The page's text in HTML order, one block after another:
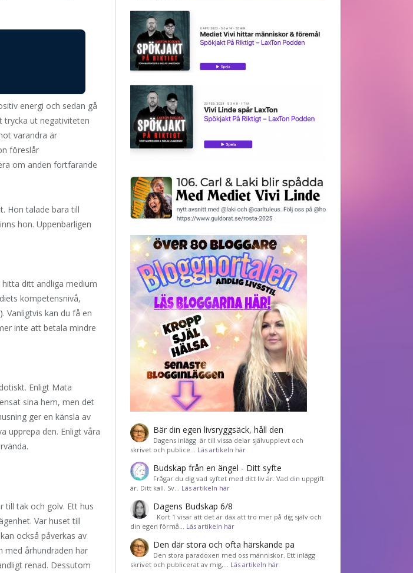
energi och sedan gå
trycka ut negativiteten
varandra är
föreslår
om anden fortfarande
Hon talade bara till
hon. Uppenbarligen
ditt andliga medium
kompetensnivå,
Vanligtvis kan du få en
inte att betala mindre
Enligt Mata
sina hem, men det
ger en känsla av
upprepa den. Enligt våra
till tak och golv. Ett hus
Var huset till
också påverkas av
med århundraden har
renad. Dessutom
Bär din egen livsryggsäck, håll den
Dagens inlägg är till vissa delar självupplevt och
skrivet och publice… Läs artikeln här
Budskap från en ängel - Ditt syfte
Frågar du dig vad syftet med ditt liv är. Vad din uppgift
är. Ditt kall. Sv… Läs artikeln här
Dagens Budskap 6/8
Kort 1 visar att det är dax att tro mer på dig själv och
din egen förmå… Läs artikeln här
Den där stora och ofta härskande pa
Den stora paradoxen med oss människor. Ett inlägg
skrivet och publicerat av mig,… Läs artikeln här